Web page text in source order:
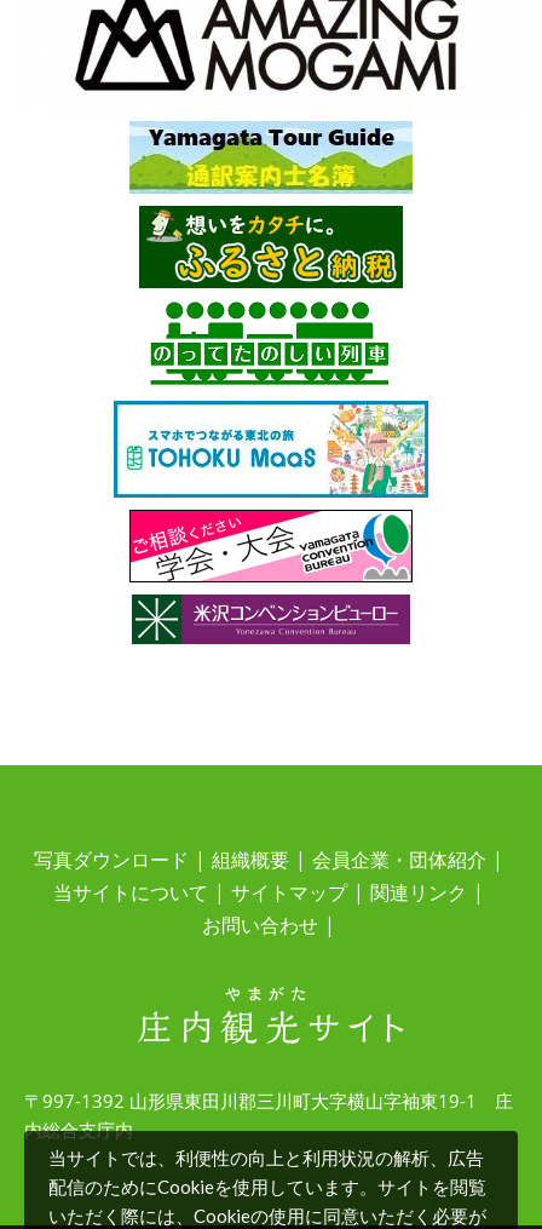
写真ダウンロード 組織概要
会員企業・団体紹介
当サイトについて
サイトマップ
関連リンク
お問い合わせ
〒997-1392 山形県東田川郡三川町大字横山字袖東19-1 庄
内総合支庁内
当サイトでは、利便性の向上と利用状況の解析、広告
配信のためにCookieを使用しています。サイトを閲覧
いただく際には、Cookieの使用に同意いただく必要が